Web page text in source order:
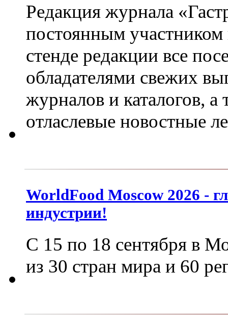
Редакция журнала
постоянным
стенде редакции все
обладателями свежих
журналов и каталогов,
отласлевые новостные
WorldFood Moscow 2026 -
индустрии!
С 15 по 18 сентября в
из 30 стран мира и 60